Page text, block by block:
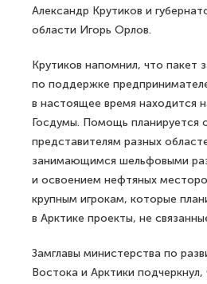
Александр Крутиков и
области Игорь Орлов.
Крутиков напомнил, что пакет
по поддержке
в настоящее время находится
Госдумы. Помощь планируется
представителям разных
занимающимся шельфовыми
и освоением нефтяных
крупным игрокам, которые
в Арктике проекты, не
Замглавы министерства по
Востока и Арктики подчеркнул,